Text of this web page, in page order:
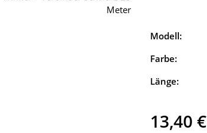
Modell:
Farbe:
Länge:
13,40 €